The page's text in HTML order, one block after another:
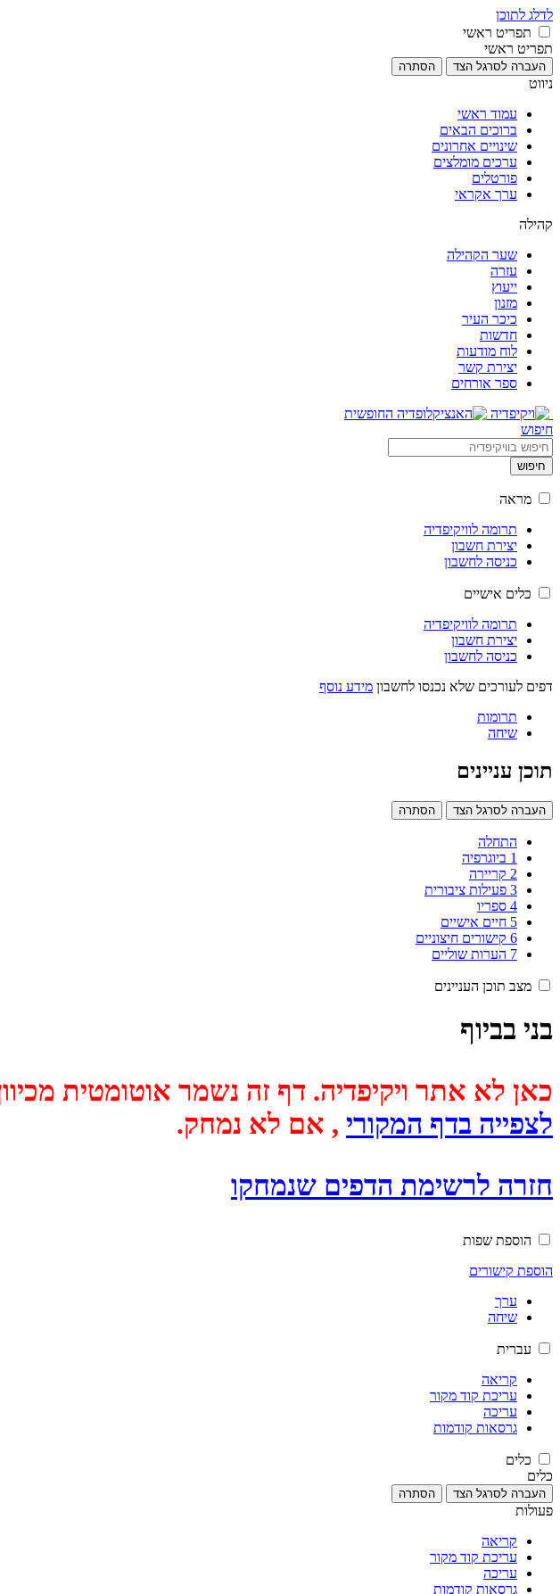
לדלג לתוכן
תפריט ראשי
תפריט ראשי
העברה לסרגל הצד הסתרה
ניווט
עמוד ראשי
ברוכים הבאים
שינויים אחרונים
ערכים מומלצים
פורטלים
ערך אקראי
קהילה
שער הקהילה
עזרה
ייעוץ
מזנון
כיכר העיר
חדשות
לוח מודעות
יצירת קשר
ספר אורחים
חיפוש
חיפוש
מראה
תרומה לוויקיפדיה
יצירת חשבון
כניסה לחשבון
כלים אישיים
תרומה לוויקיפדיה
יצירת חשבון
כניסה לחשבון
דפים לעורכים שלא נכנסו לחשבון מידע נוסף
תרומות
שיחה
תוכן עניינים
העברה לסרגל הצד הסתרה
התחלה
1 ביוגרפיה
2 קריירה
3 פעילות ציבורית
4 ספריו
5 חיים אישיים
6 קישורים חיצוניים
7 הערות שוליים
מצב תוכן העניינים
בני בביוף
כאן לא אתר ויקיפדיה. דף זה נשמר אוטומטית מכיוון שבתאריך 2025-01-10 התקיים
לצפייה בדף המקורי , אם לא נמחק.
חזרה לרשימת הדפים שנמחקו
הוספת שפות
הוספת קישורים
ערך
שיחה
עברית
קריאה
עריכת קוד מקור
עריכה
גרסאות קודמות
כלים
כלים
העברה לסרגל הצד הסתרה
פעולות
קריאה
עריכת קוד מקור
עריכה
גרסאות קודמות